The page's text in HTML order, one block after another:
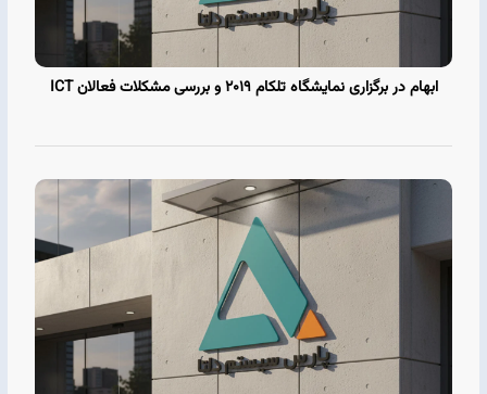
ابهام در برگزاری نمایشگاه تلکام 2019 و بررسی مشکلات فعالان ICT